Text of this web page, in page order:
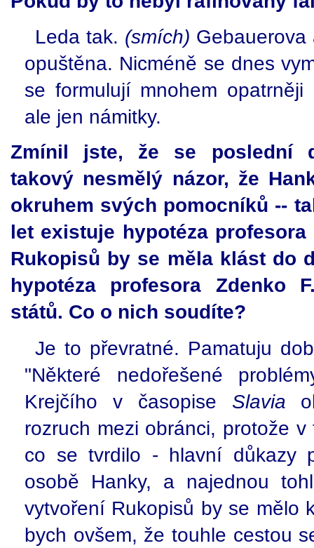
Leda tak. (smích)
opuštěna. Nicméně se dnes
se formulují mnohem
ale jen námitky.
Zmínil jste, že se poslední
takový nesmělý názor, že
okruhem svých pomocníků --
let existuje hypotéza
Rukopisů by se měla klást do
hypotéza profesora Zdenko
států. Co o nich soudíte?
Je to převratné. Pamatuju
"Některé nedořešené
Krejčího v časopise Slavia
rozruch mezi obránci, protože
co se tvrdilo - hlavní důkazy
osobě Hanky, a najednou
vytvoření Rukopisů by se mělo
bych ovšem, že touhle cestou